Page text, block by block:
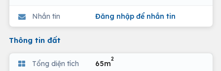
Nhắn tin Đăng nhập để nhắn tin
Thông tin đất
Tổng diện tích 65m
2